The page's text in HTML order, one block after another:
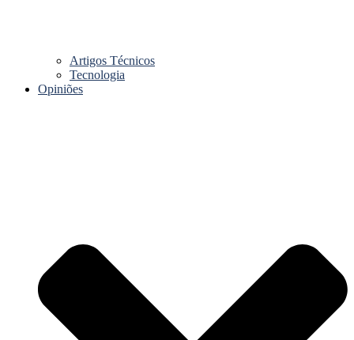
Artigos Técnicos
Tecnologia
Opiniões